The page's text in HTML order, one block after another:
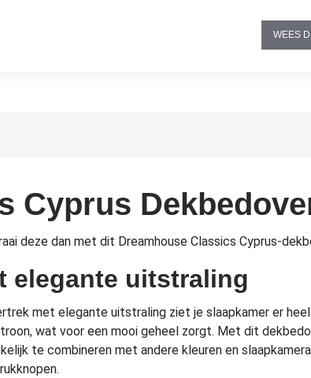
WEES
Cyprus
deze dan met dit Dreamhouse Classics Cyprus-
elegante uitstraling
met elegante uitstraling ziet je slaapkamer er
wat voor een mooi geheel zorgt. Met dit
te combineren met andere kleuren en